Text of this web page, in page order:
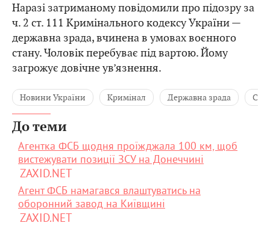
Наразі затриманому повідомили про підозру за
ч. 2 ст. 111 Кримінального кодексу України —
державна зрада, вчинена в умовах воєнного
стану. Чоловік перебуває під вартою. Йому
загрожує довічне ув’язнення.
Новини України Кримінал Державна зрада
До теми
Агентка ФСБ щодня проїжджала 100 км, щоб
вистежувати позиції ЗСУ на Донеччині
ZAXID.NET
Агент ФСБ намагався влаштуватись на
оборонний завод на Київщині
ZAXID.NET